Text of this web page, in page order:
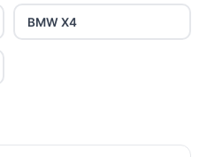
BMW X4